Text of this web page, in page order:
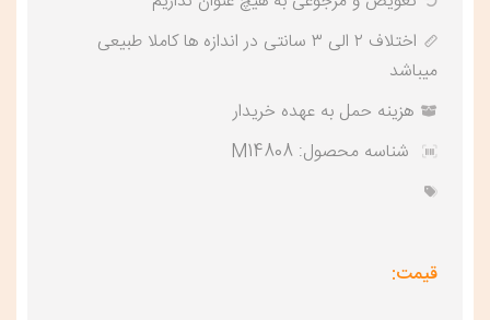
اختلاف ۲ الی ۳ سانتی در اندازه ها کاملا طبیعی
میباشد
هزینه حمل به عهده خریدار
شناسه محصول: M14808
قیمت: